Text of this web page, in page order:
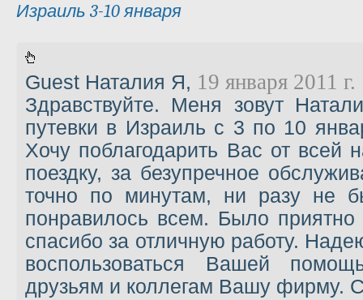
Израиль 3-10 января
Guest Наталия Я, 19 января 2011 г.
Здравствуйте. Меня зовут
путевки в Израиль с 3 по 10
Хочу поблагодарить Вас от всей
поездку, за безупречное
точно по минутам, ни разу не
понравилось всем. Было
спасибо за отличную работу.
воспользоваться Вашей
друзьям и коллегам Вашу фирму.